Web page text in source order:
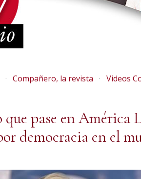
Compañero, la revista Videos
pase en América
democracia en el